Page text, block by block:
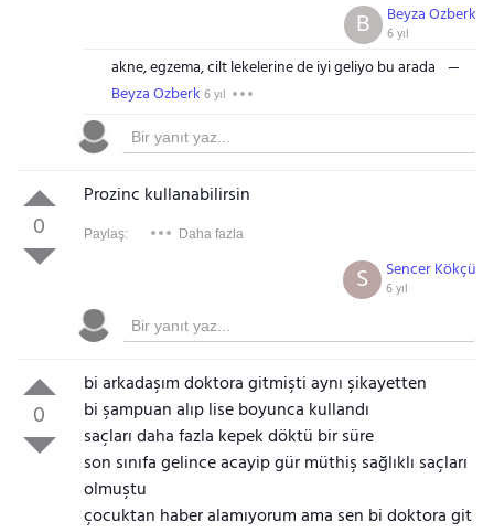
Beyza Ozberk
6 yıl
B
akne, egzema, cilt lekelerine de iyi geliyo bu arada
Beyza Ozberk 6 yıl
0
Prozinc kullanabilirsin
Paylaş: Daha fazla
Sencer Kökçü
6 yıl
S
0
bi arkadaşım doktora gitmişti aynı şikayetten
bi şampuan alıp lise boyunca kullandı
saçları daha fazla kepek döktü bir süre
son sınıfa gelince acayip gür müthiş sağlıklı saçları
olmuştu
çocuktan haber alamıyorum ama sen bi doktora git